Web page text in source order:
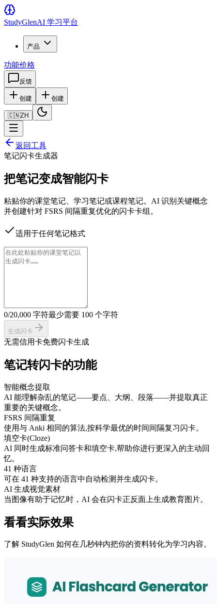
StudyGlenAI 学习平台
产品
功能价格
反馈
创建 创建
🇨🇳ZH
返回工具
笔记闪卡生成器
把笔记变成智能闪卡
粘贴你的课堂笔记、学习笔记或课程笔记。AI 识别关键概念
并创建针对 FSRS 间隔重复优化的闪卡卡组。
适用于任何笔记格式
0/20,000 字符最少需要 100 个字符
生成闪卡
无需信用卡免费闪卡生成
笔记转闪卡的功能
智能概念提取
AI 能理解杂乱的笔记——要点、大纲、段落——并提取真正
重要的关键概念。
FSRS 间隔重复
使用与 Anki 相同的算法,按科学最优的时间间隔复习闪卡。
填空卡(Cloze)
AI 同时生成标准问答卡和填空卡,帮助你进行更深入的主动回
忆。
41 种语言
可在 41 种支持的语言中自动检测并生成闪卡。
AI 生成视觉素材
当图像有助于记忆时，AI 会在闪卡正反面上生成教育图片。
看看实际效果
了解 StudyGlen 如何在几秒钟内把你的资料转化为学习内容。